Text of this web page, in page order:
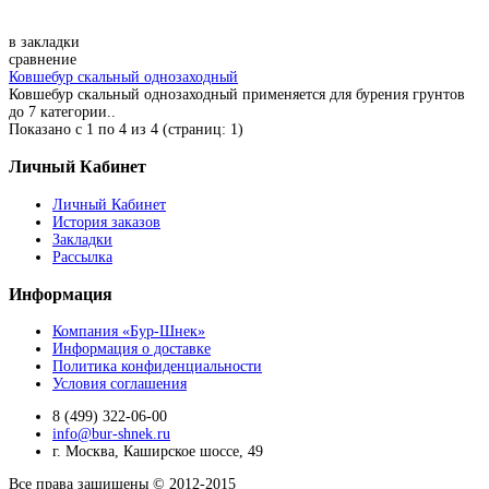
в закладки
сравнение
Ковшебур скальный однозаходный
Ковшебур скальный однозаходный применяется для бурения грунтов
до 7 категории..
Показано с 1 по 4 из 4 (страниц: 1)
Личный Кабинет
Личный Кабинет
История заказов
Закладки
Рассылка
Информация
Компания «Бур-Шнек»
Информация о доставке
Политика конфиденциальности
Условия соглашения
8 (499) 322-06-00
info@bur-shnek.ru
г. Москва, Каширское шоссе, 49
Все права защищены © 2012-2015